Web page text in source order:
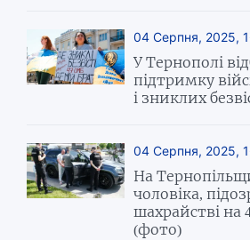
04 Серпня, 2025,
У Тернополі
підтримку
і зниклих
04 Серпня, 2025,
На
чоловіка,
шахрайстві на
(фото)